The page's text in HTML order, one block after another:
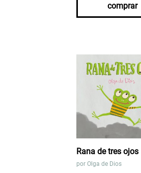
comprar
Rana de tres ojos
por Olga de Dios